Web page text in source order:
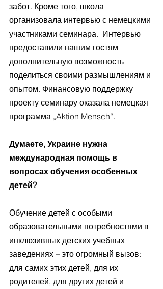
забот. Кроме того, школа
организовала интервью с немецкими
участниками семинара.  Интервью
предоставили нашим гостям
дополнительную возможность
поделиться своими размышлениям и
опытом. Финансовую поддержку
проекту семинару оказала немецкая
программа „Aktion Mensch“.
Думаете, Украине нужна
международная помощь в
вопросах обучения особенных
детей?
Обучение детей с особыми
образовательными потребностями в
инклюзивных детских учебных
заведениях – это огромный вызов:
для самих этих детей, для их
родителей, для других детей и